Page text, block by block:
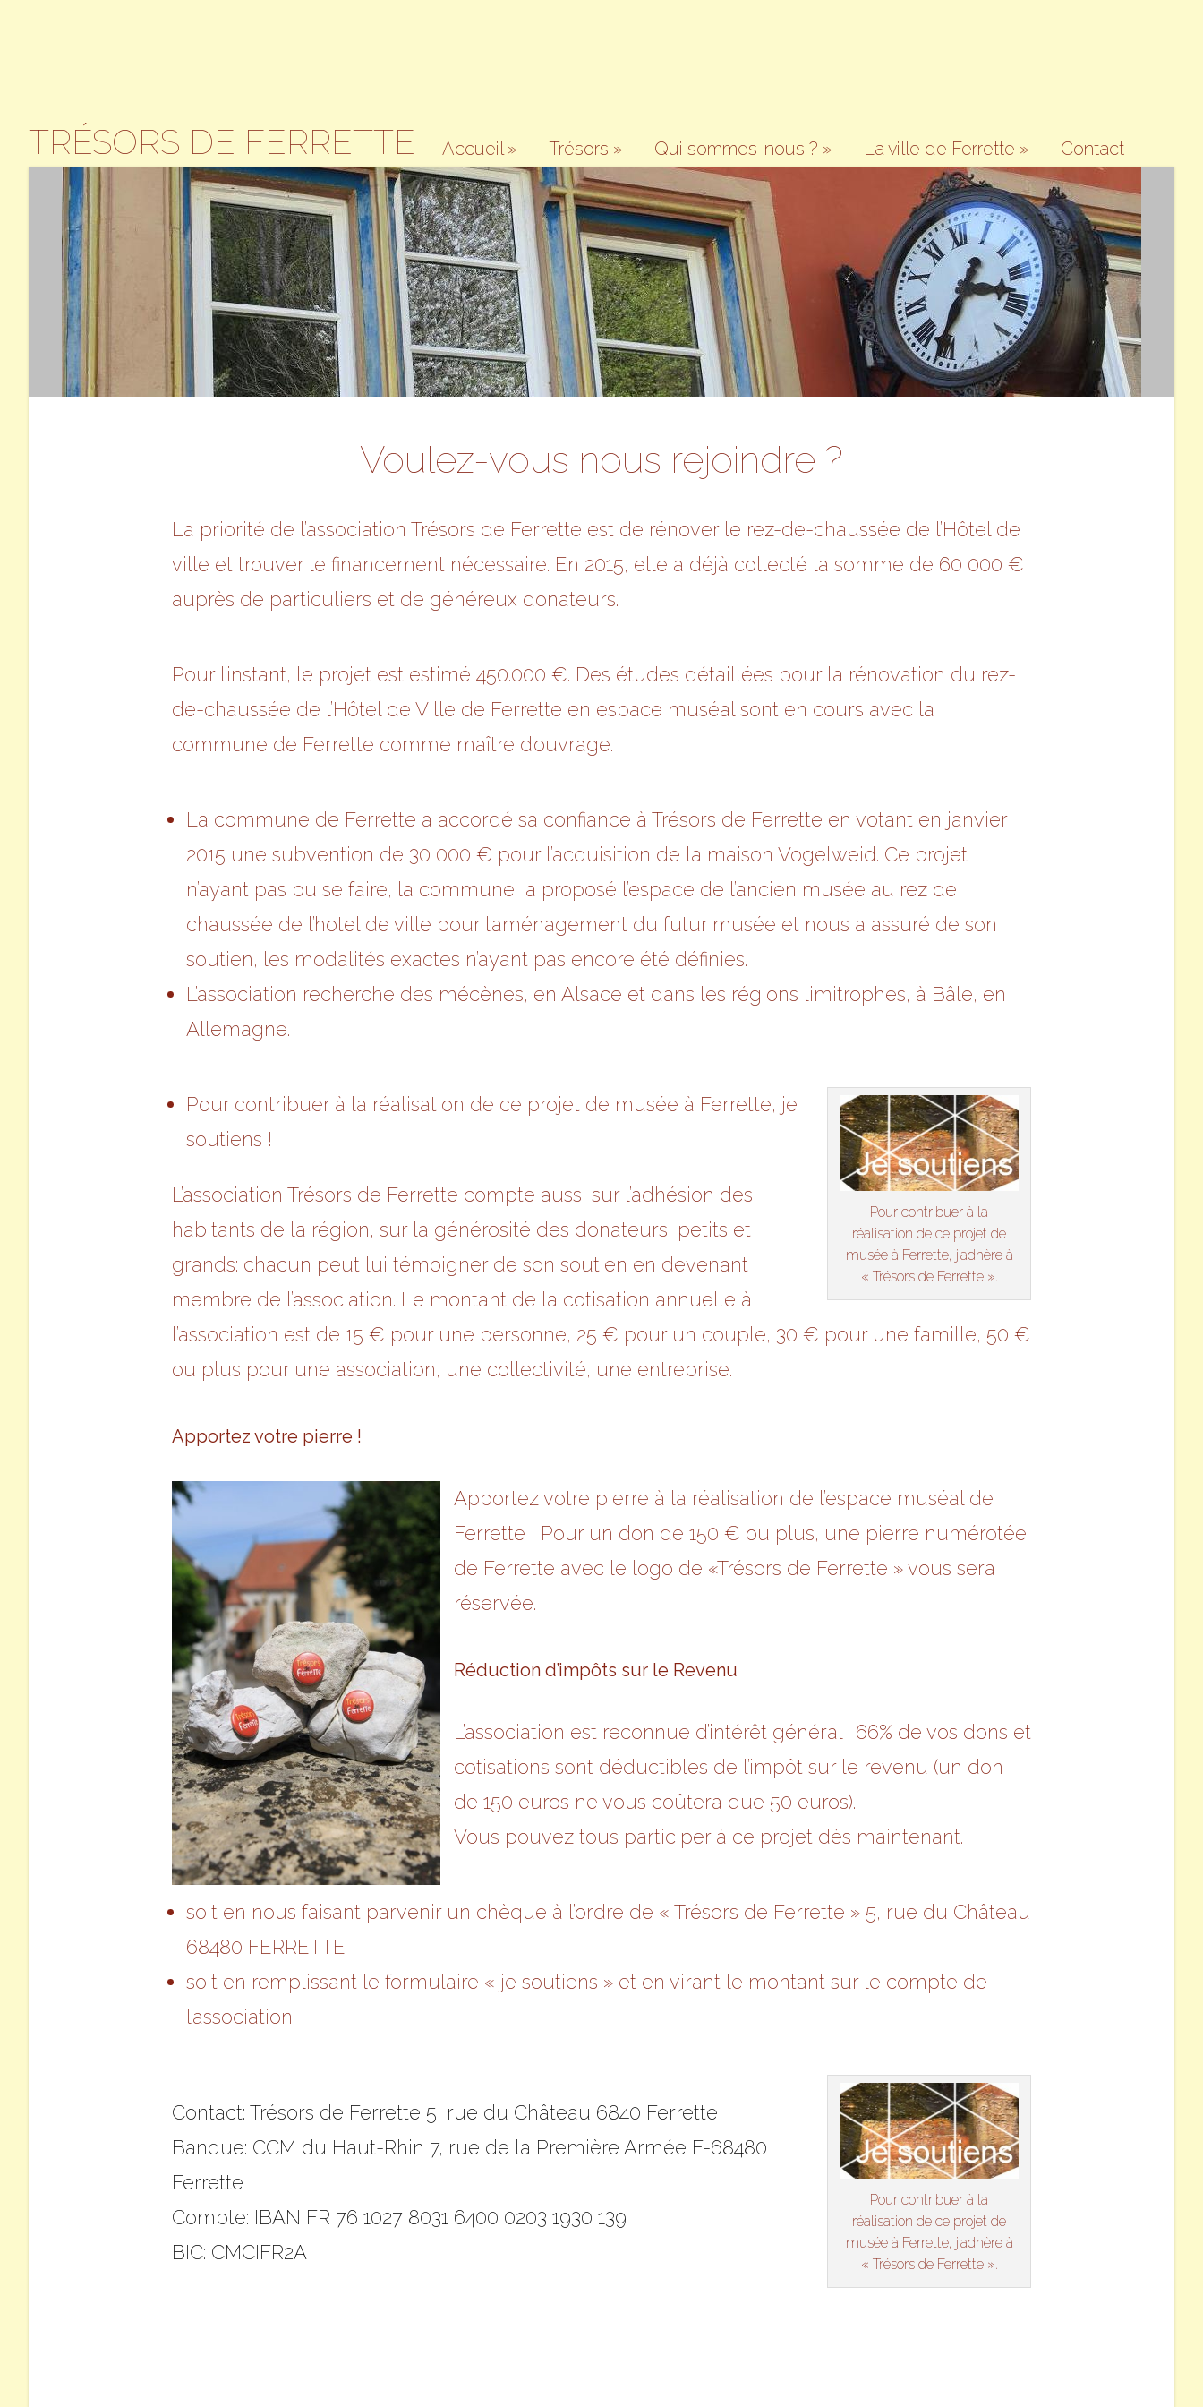
TRÉSORS DE FERRETTE Accueil» Trésors » Qui sommes-nous ? » La ville de Ferrette » Contact
Voulez-vous nous rejoindre ?
La priorité de l’association Trésors de Ferrette est de rénover le rez-de-chaussée de l’Hôtel de
ville et trouver le financement nécessaire. En 2015, elle a déjà collecté la somme de 60 000 €
auprès de particuliers et de généreux donateurs.
Pour l’instant, le projet est estimé 450.000 €. Des études détaillées pour la rénovation du rez-
de-chaussée de l’Hôtel de Ville de Ferrette en espace muséal sont en cours avec la
commune de Ferrette comme maître d’ouvrage.
La commune de Ferrette a accordé sa confiance à Trésors de Ferrette en votant en janvier
2015 une subvention de 30 000 € pour l’acquisition de la maison Vogelweid. Ce projet
n’ayant pas pu se faire, la commune a proposé l’espace de l’ancien musée au rez de
chaussée de l’hotel de ville pour l’aménagement du futur musée et nous a assuré de son
soutien, les modalités exactes n’ayant pas encore été définies.
L’association recherche des mécènes, en Alsace et dans les régions limitrophes, à Bâle, en
Allemagne.
Pour contribuer à la
réalisation de ce projet de
musée à Ferrette, j’adhère à
« Trésors de Ferrette ».
Pour contribuer à la réalisation de ce projet de musée à Ferrette, je
soutiens !
L’association Trésors de Ferrette compte aussi sur l’adhésion des
habitants de la région, sur la générosité des donateurs, petits et
grands: chacun peut lui témoigner de son soutien en devenant
membre de l’association. Le montant de la cotisation annuelle à
l’association est de 15 € pour une personne, 25 € pour un couple, 30 € pour une famille, 50 €
ou plus pour une association, une collectivité, une entreprise.
Apportez votre pierre !
Apportez votre pierre à la réalisation de l’espace muséal de
Ferrette ! Pour un don de 150 € ou plus, une pierre numérotée
de Ferrette avec le logo de «Trésors de Ferrette » vous sera
réservée.
Réduction d’impôts sur le Revenu
L’association est reconnue d’intérêt général : 66% de vos dons et
cotisations sont déductibles de l’impôt sur le revenu (un don
de 150 euros ne vous coûtera que 50 euros).
Vous pouvez tous participer à ce projet dès maintenant.
soit en nous faisant parvenir un chèque à l’ordre de « Trésors de Ferrette » 5, rue du Château
68480 FERRETTE
soit en remplissant le formulaire « je soutiens » et en virant le montant sur le compte de
l’association.
Pour contribuer à la
réalisation de ce projet de
musée à Ferrette, j’adhère à
« Trésors de Ferrette ».
Contact: Trésors de Ferrette 5, rue du Château 6840 Ferrette
Banque: CCM du Haut-Rhin 7, rue de la Première Armée F-68480
Ferrette
Compte: IBAN FR 76 1027 8031 6400 0203 1930 139
BIC: CMCIFR2A